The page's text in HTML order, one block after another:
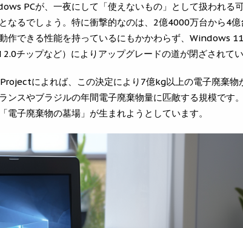
PCが、一夜にして「使えないもの」として扱われる
なるでしょう。特に衝撃的なのは、2億4000万台から4
作できる性能を持っているにもかかわらず、Windows
チップなど）によりアップグレードの道が閉ざされてい
によれば、この決定により7億kg以上の電子廃棄物
ンスやブラジルの年間電子廃棄物量に匹敵する規模です
電子廃棄物の墓場」が生まれようとしています。